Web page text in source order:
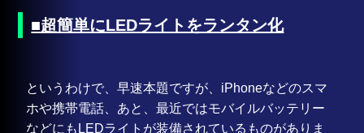
■超簡単にLEDライトをランタン化
というわけで、早速本題ですが、iPhoneなどのスマ
ホや携帯電話、あと、最近ではモバイルバッテリー
などにもLEDライトが装備されているものがありま